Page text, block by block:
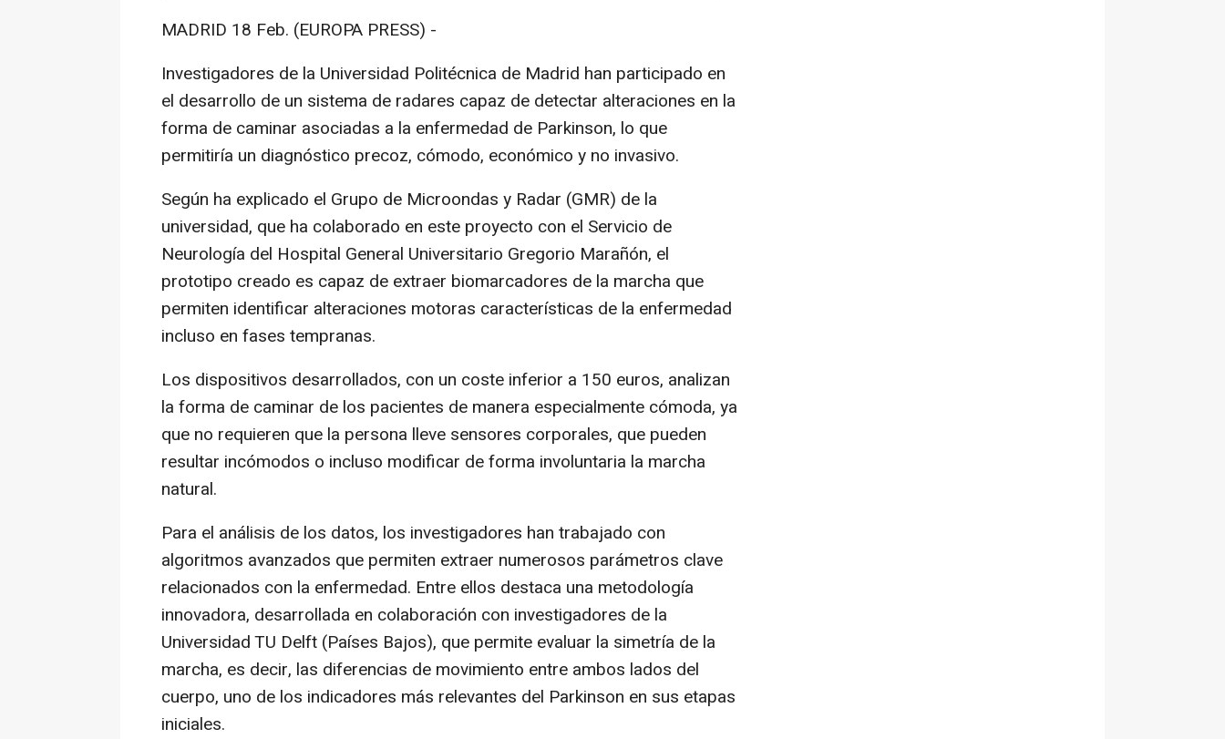
MADRID 18 Feb. (EUROPA PRESS) -
Investigadores de la Universidad Politécnica de Madrid han participado en
el desarrollo de un sistema de radares capaz de detectar alteraciones en la
forma de caminar asociadas a la enfermedad de Parkinson, lo que
permitiría un diagnóstico precoz, cómodo, económico y no invasivo.
Según ha explicado el Grupo de Microondas y Radar (GMR) de la
universidad, que ha colaborado en este proyecto con el Servicio de
Neurología del Hospital General Universitario Gregorio Marañón, el
prototipo creado es capaz de extraer biomarcadores de la marcha que
permiten identificar alteraciones motoras características de la enfermedad
incluso en fases tempranas.
Los dispositivos desarrollados, con un coste inferior a 150 euros, analizan
la forma de caminar de los pacientes de manera especialmente cómoda, ya
que no requieren que la persona lleve sensores corporales, que pueden
resultar incómodos o incluso modificar de forma involuntaria la marcha
natural.
Para el análisis de los datos, los investigadores han trabajado con
algoritmos avanzados que permiten extraer numerosos parámetros clave
relacionados con la enfermedad. Entre ellos destaca una metodología
innovadora, desarrollada en colaboración con investigadores de la
Universidad TU Delft (Países Bajos), que permite evaluar la simetría de la
marcha, es decir, las diferencias de movimiento entre ambos lados del
cuerpo, uno de los indicadores más relevantes del Parkinson en sus etapas
iniciales.